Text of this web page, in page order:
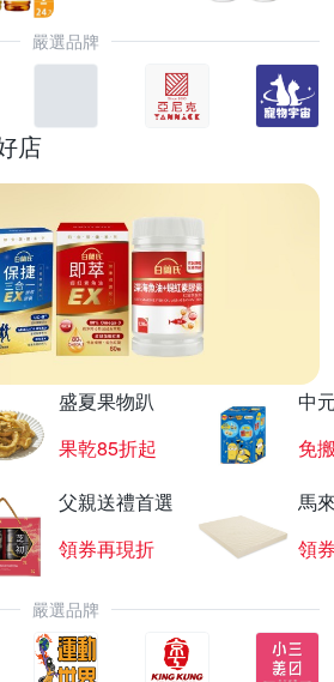
嚴選品牌
店
盛夏果物趴
果乾85折起
中
免
父親送禮首選
領券再現折
馬
領
嚴選品牌